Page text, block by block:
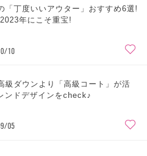
「丁度いいアウター」おすすめ6選!
年にこそ重宝!
10
級ダウンより「高級コート」が活
ンドデザインをcheck♪
05